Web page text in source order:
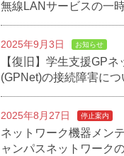
無線LANサービスの一
2025年9月3日 お知らせ
【復旧】学生支援GPネ
(GPNet)の接続障害につ
2025年8月27日 停止案内
ネットワーク機器メン
ャンパスネットワーク